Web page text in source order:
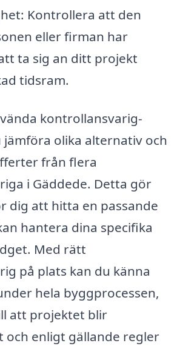
Kontrollera att den
eller firman har
ta sig an ditt projekt
tidsram.
kontrollansvarig-
jämföra olika alternativ och
från flera
i Gäddede. Detta gör
dig att hitta en passande
hantera dina specifika
Med rätt
på plats kan du känna
hela byggprocessen,
att projektet blir
och enligt gällande regler